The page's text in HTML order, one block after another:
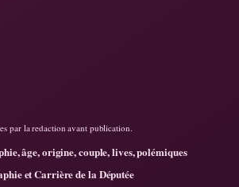
par la redaction avant publication.
âge, origine, couple, lives, polémiques
et Carrière de la Députée